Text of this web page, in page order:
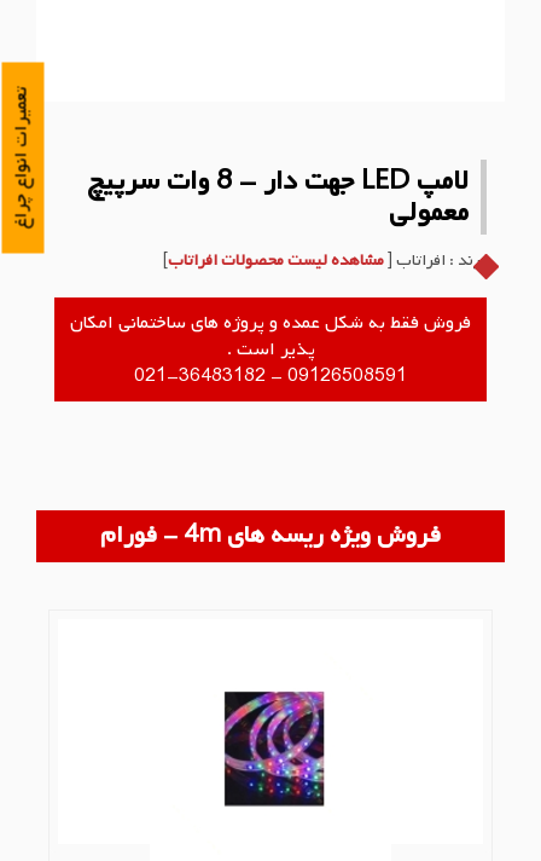
لامپ LED جهت دار - 8 وات سرپیچ
معمولی
برند : افراتاب [مشاهده لیست محصولات افراتاب]
فروش فقط به شکل عمده و پروژه های ساختمانی امکان
پذیر است .
09126508591 - 021-36483182
فروش ویژه ریسه های 4m - فورام
تعمیرات انواع چراغ